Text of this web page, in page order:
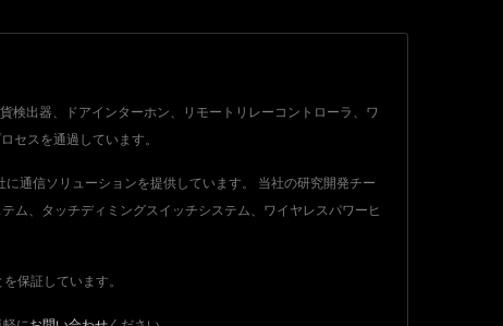
検出器、ドアインターホン、リモートリレーコントローラ、ワ
セスを通過しています。
通信ソリューションを提供しています。 当社の研究開発チー
ム、タッチディミングスイッチシステム、ワイヤレスパワーヒ
保証しています。